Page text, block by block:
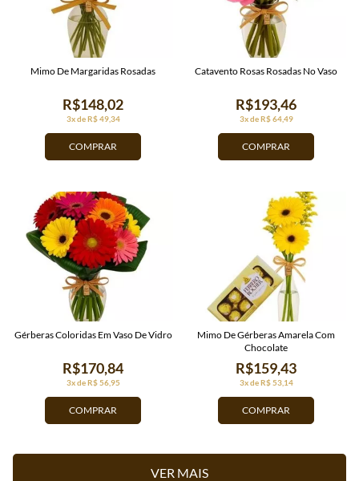
COMPRAR
3x de R$ 49,34
R$148,02
Mimo De Margaridas Rosadas
COMPRAR
3x de R$ 64,49
R$193,46
Catavento Rosas Rosadas No Vaso
COMPRAR
3x de R$ 56,95
R$170,84
Gérberas Coloridas Em Vaso De Vidro
COMPRAR
3x de R$ 53,14
R$159,43
Mimo De Gérberas Amarela Com
Chocolate
VER MAIS